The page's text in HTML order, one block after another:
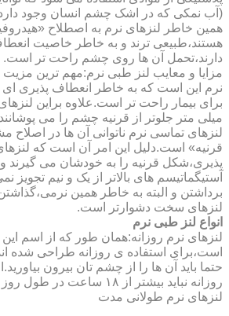
(آب نمکی که در اشک چشم انسان وجود دارد)
همین خاطر لنزهای نرم به اصطلاح
هستند،طبیعی ترند و به خاطر خاصیت
دارند،تحمل آن ها روی چشم راحت تر است.
مزایا و معایب لنز طبی نرم:مهم ترین
نرم این است که به خاطر انعطاف پذیری ای
برای بیمار راحت تر است.علاوه براین
میلی متر جلوتر از قرنیه چشم را می
لنزهای تماسی نرم ناتوانی آن ها در اصلاح
قرنیه» است.دلیل این امر آن است که
پذیری،شکل قرنیه را به خودشان می گیرند
آستیگماتیسم های بالاتر از یک و نیم تجویز
برداشتن و البته به خاطر همین نرمی،گذاشتن
لنزهای سخت دشوارتر است.
انواع لنز طبی نرم
لنزهای نرم روزانه:همان طور که از اسم
است،برای استفاده ی روزانه طراحی شده
حتما باید آن ها را از چشم تان بیرون
روزانه نباید بیشتر از ۱۸ ساعت در طول روز استفاده کنید.
لنزهای نرم طولانی مدت